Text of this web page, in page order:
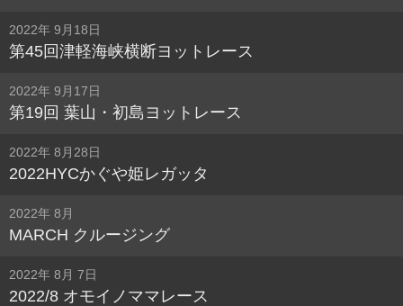
2022年 9月18日
第45回津軽海峡横断ヨットレース
2022年 9月17日
第19回 葉山・初島ヨットレース
2022年 8月28日
2022HYCかぐや姫レガッタ
2022年 8月
MARCH クルージング
2022年 8月 7日
2022/8 オモイノママレース